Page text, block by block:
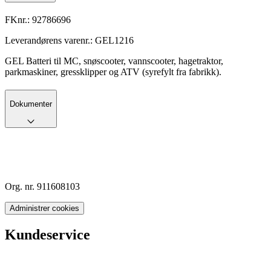
FKnr.: 92786696
Leverandørens varenr.: GEL1216
GEL Batteri til MC, snøscooter, vannscooter, hagetraktor,
parkmaskiner, gressklipper og ATV (syrefylt fra fabrikk).
Dokumenter
Org. nr. 911608103
Administrer cookies
Kundeservice